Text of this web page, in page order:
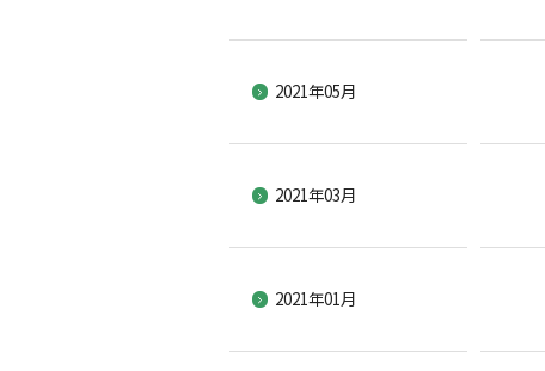
2021年05月
2021年03月
2021年01月